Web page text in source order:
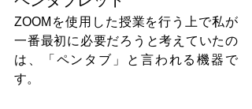
ZOOMを使用した授業を行う上で私が
一番最初に必要だろうと考えていたの
は、「ペンタブ」と言われる機器で
す。